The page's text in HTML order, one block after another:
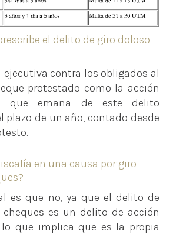
el delito de giro doloso
ejecutiva contra los obligados al
protestado como la acción
que emana de este delito
plazo de un año, contado desde
en una causa por giro
es que no, ya que el delito de
es un delito de acción
lo que implica que es la propia